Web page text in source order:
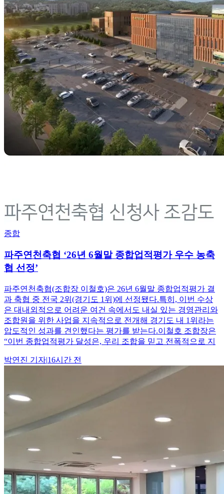
종합
파주연천축협 ‘26년 6월말 종합업적평가 우수 농축
협 선정’
파주연천축협(조합장 이철호)은 26년 6월말 종합업적평가 결
과 축협 중 전국 2위(경기도 1위)에 선정됐다.특히, 이번 수상
은 대내외적으로 어려운 여건 속에서도 내실 있는 경영관리와
조합원을 위한 사업을 지속적으로 전개해 경기도 내 1위라는
압도적인 성과를 견인했다는 평가를 받는다.이철호 조합장은
“이번 종합업적평가 달성은, 우리 조합을 믿고 전폭적으로 지
박연진 기자|16시간 전